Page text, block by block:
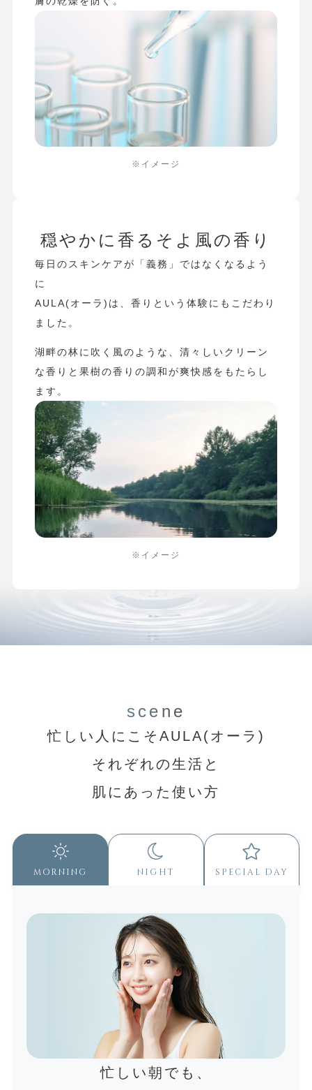
※イメージ
穏やかに⾹るそよ⾵の⾹り
毎日のスキンケアが「義務」ではなくなるよう
に
AULA(オーラ)は、香りという体験にもこだわり
ました。
湖畔の林に吹く⾵のような、清々しいクリーン
な香りと果樹の⾹りの調和が爽快感をもたらし
ます。
※イメージ
scene
忙しい人にこそAULA(オーラ)
それぞれの生活と
肌にあった使い方
morning night special day
忙しい朝でも、